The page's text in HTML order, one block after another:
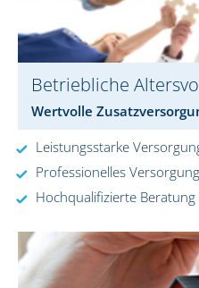
Betriebliche
Wertvolle
Leistungsstarke
Professionelles
Hochqualifizierte Beratung